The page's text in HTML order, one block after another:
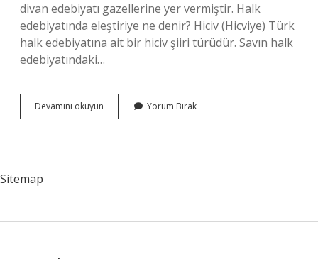
divan edebiyatı gazellerine yer vermiştir. Halk
edebiyatında eleştiriye ne denir? Hiciv (Hicviye) Türk
halk edebiyatına ait bir hiciv şiiri türüdür. Savın halk
edebiyatındaki…
Devamını okuyun
Edebiyatının
Yorum Bırak
Sitemap